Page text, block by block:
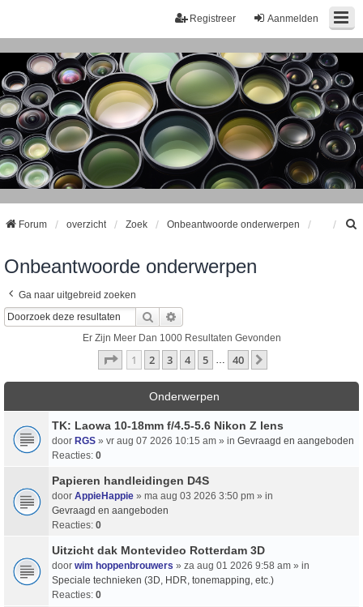
Aanmelden
Registreer
Forum overzicht Zoek Onbeantwoorde onderwerpen
Onbeantwoorde onderwerpen
Ga naar uitgebreid zoeken
Zoek
Er Zijn Meer Dan 1000 Resultaten Gevonden
Pagina Van40
1 2 3 4 5 40
Onderwerpen
TK: Laowa 10-18mm f/4.5-5.6 Nikon Z lens
door RGS » vr aug 07 2026 10:15 am » in Gevraagd en aangeboden
Reacties: 0
Papieren handleidingen D4S
door AppieHappie » ma aug 03 2026 3:50 pm » in
Gevraagd en aangeboden
Reacties: 0
Uitzicht dak Montevideo Rotterdam 3D
door wim hoppenbrouwers » za aug 01 2026 9:58 am » in
Speciale technieken (3D, HDR, tonemapping, etc.)
Reacties: 0